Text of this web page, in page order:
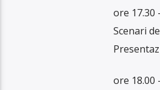
ore 17.30
Scenari
ore 18.00